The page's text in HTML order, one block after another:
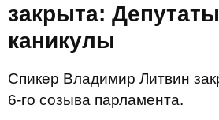
закрыта:
каникулы
Спикер Владимир Литвин
6-го созыва парламента.